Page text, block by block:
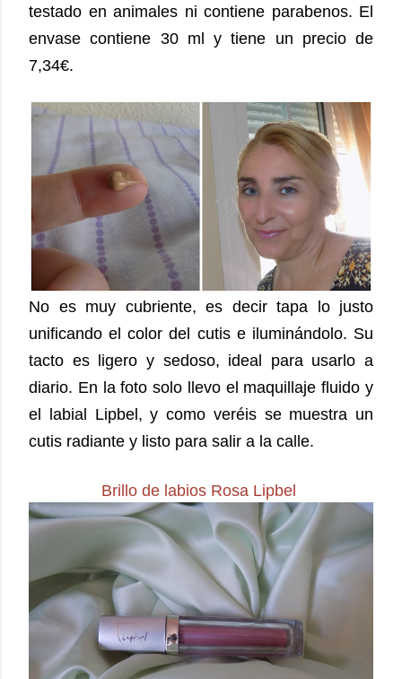
testado en animales ni contiene parabenos. El
envase contiene 30 ml y tiene un precio de
7,34€.
No es muy cubriente, es decir tapa lo justo
unificando el color del cutis e iluminándolo. Su
tacto es ligero y sedoso, ideal para usarlo a
diario. En la foto solo llevo el maquillaje fluido y
el labial Lipbel, y como veréis se muestra un
cutis radiante y listo para salir a la calle.
Brillo de labios Rosa Lipbel